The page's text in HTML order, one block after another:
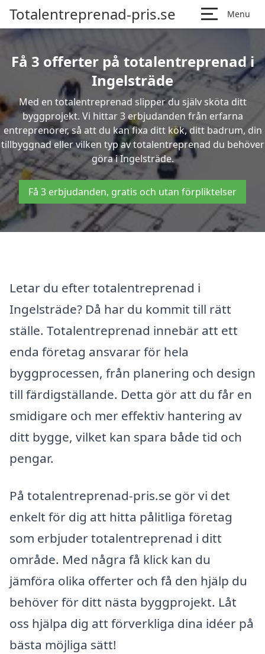
Totalentreprenad-pris.se Menu
Få 3 offerter på totalentreprenad i
Ingelsträde
Med en totalentreprenad slipper du själv sköta ditt
byggprojekt. Vi hittar 3 erbjudanden från erfarna
entreprenörer, så att du kan fixa ditt kök, ditt badrum, din
tillbyggnad eller vilken typ av totalentreprenad du behöver
göra i Ingelsträde.
Få 3 erbjudanden, gratis och utan förpliktelser
Letar du efter totalentreprenad i
Ingelsträde? Då har du kommit till rätt
ställe. Totalentreprenad innebär att ett
enda företag ansvarar för hela
byggprocessen, från planering och design
till färdigställande. Detta gör att du får en
smidigare och mer effektiv hantering av
ditt bygge, vilket kan spara både tid och
pengar.
På totalentreprenad-pris.se gör vi det
enkelt för dig att hitta pålitliga företag
som erbjuder totalentreprenad i ditt
område. Med några få klick kan du
jämföra olika offerter och få den hjälp du
behöver för ditt nästa byggprojekt. Låt
oss hjälpa dig att förverkliga dina idéer på
bästa möjliga sätt!